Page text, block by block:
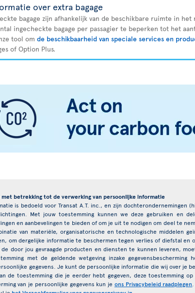
over extra bagage
bagage zijn afhankelijk van de beschikbare ruimte in
ingecheckte bagage per passagier te beperken tot het
tool om de beschikbaarheid van speciale services en
of Option Plus.
met betrekking tot de verwerking van persoonlijke informatie
is bedoeld voor Transat A.T. inc., en zijn
Met jouw toestemming kunnen we deze gebruiken en
en aanbevelingen te bieden of om je uit te nodigen om deel te
van materiële, organisatorische en technologische middelen
om dergelijke informatie te beschermen tegen verlies of diefstal en
door jou gevraagde producten en diensten te kunnen leveren,
met de geldende wetgeving inzake
gegevens. Je kunt de persoonlijke informatie die wij over je
de toestemming die je eerder hebt gegeven, deze toestemming
van je persoonlijke gegevens kun je ons Privacybeleid raadplegen